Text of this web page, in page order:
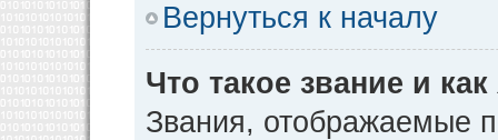
Вернуться к началу
Что такое звание и
Звания, отображаемые